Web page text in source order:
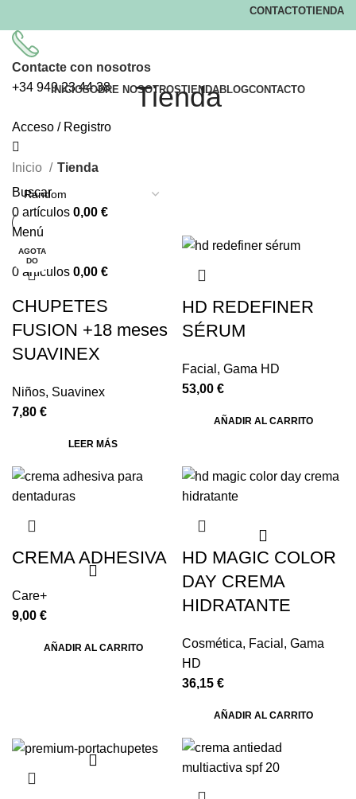
CONTACTOTIENDA
Contacte con nosotros
+34 949 23 44 38
Acceso / Registro
Buscar
0 artículos 0,00 €
Menú
0 artículos 0,00 €
INICIOSOBRE NOSOTROSTIENDABLOGCONTACTO
Tienda
Inicio Tienda
AGOTA
DO
CHUPETES
FUSION +18 meses
SUAVINEX
Niños, Suavinex
7,80 €
LEER MÁS
HD REDEFINER
SÉRUM
Facial , Gama HD
53,00 €
AÑADIR AL CARRITO
CREMA ADHESIVA
Care+
9,00 €
AÑADIR AL CARRITO
HD MAGIC COLOR
DAY CREMA
HIDRATANTE
Cosmética, Facial , Gama
HD
36,15 €
AÑADIR AL CARRITO